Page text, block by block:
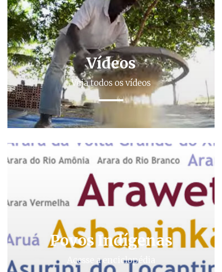
Vídeos
Veja todos os vídeos
Povos Indígenas
Acesse a enciclopédia